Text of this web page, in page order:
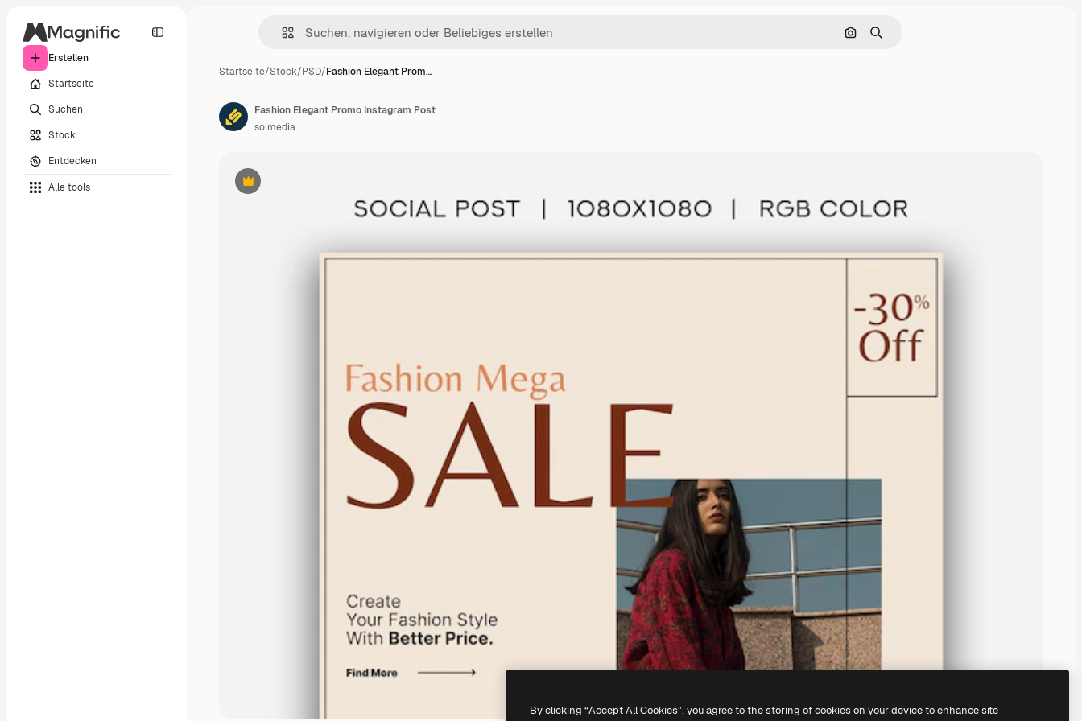
Erstellen
Startseite
Suchen
Stock
Entdecken
Alle tools
Nach Bild suchen
Suchen
Startseite/Stock/PSD/Fashion Elegant Prom…
Premium
Fashion Elegant Promo Instagram Post
solmedia
By clicking “Accept All Cookies”, you agree to the storing of cookies on your device to enhance site